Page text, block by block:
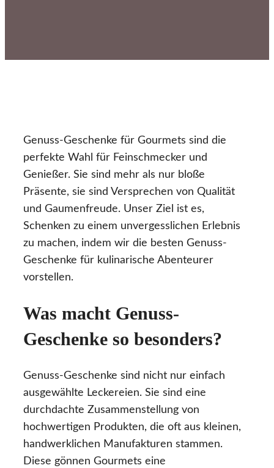
Genuss-Geschenke für Gourmets sind die
perfekte Wahl für Feinschmecker und
Genießer. Sie sind mehr als nur bloße
Präsente, sie sind Versprechen von Qualität
und Gaumenfreude. Unser Ziel ist es,
Schenken zu einem unvergesslichen Erlebnis
zu machen, indem wir die besten Genuss-
Geschenke für kulinarische Abenteurer
vorstellen.
Was macht Genuss-
Geschenke so besonders?
Genuss-Geschenke sind nicht nur einfach
ausgewählte Leckereien. Sie sind eine
durchdachte Zusammenstellung von
hochwertigen Produkten, die oft aus kleinen,
handwerklichen Manufakturen stammen.
Diese gönnen Gourmets eine